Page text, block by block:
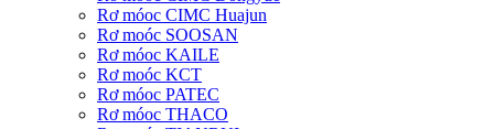
Rơ móoc CIMC Huajun
Rơ moóc SOOSAN
Rơ móoc KAILE
Rơ moóc KCT
Rơ móoc PATEC
Rơ móoc THACO